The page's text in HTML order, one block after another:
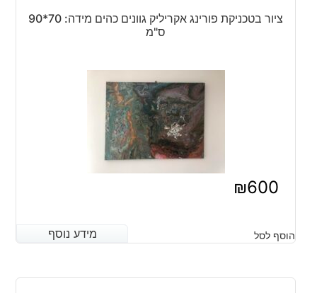
ציור בטכניקת פורינג אקריליק גוונים כהים מידה: 70*90
ס"מ
₪600
מידע נוסף הוסף לסל מידע נוסף